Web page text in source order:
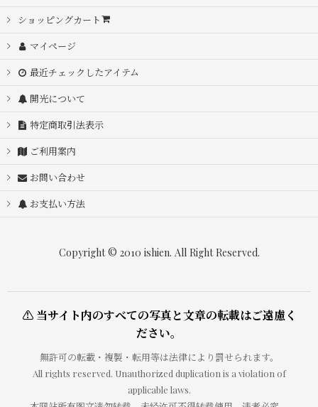
ショッピングカート
マイページ
最近チェックしたアイテム
開光について
特定商取引法表示
ご利用案内
お問い合わせ
お支払い方法
Copyright © 2010 ishien. All Right Reserved.
⚠ 当サイト内のすべての写真と文章の転載はご遠慮く
ださい。
無許可の転載・複製・転用等は法律により罰せられます。
All rights reserved. Unauthorized duplication is a violation of
applicable laws.